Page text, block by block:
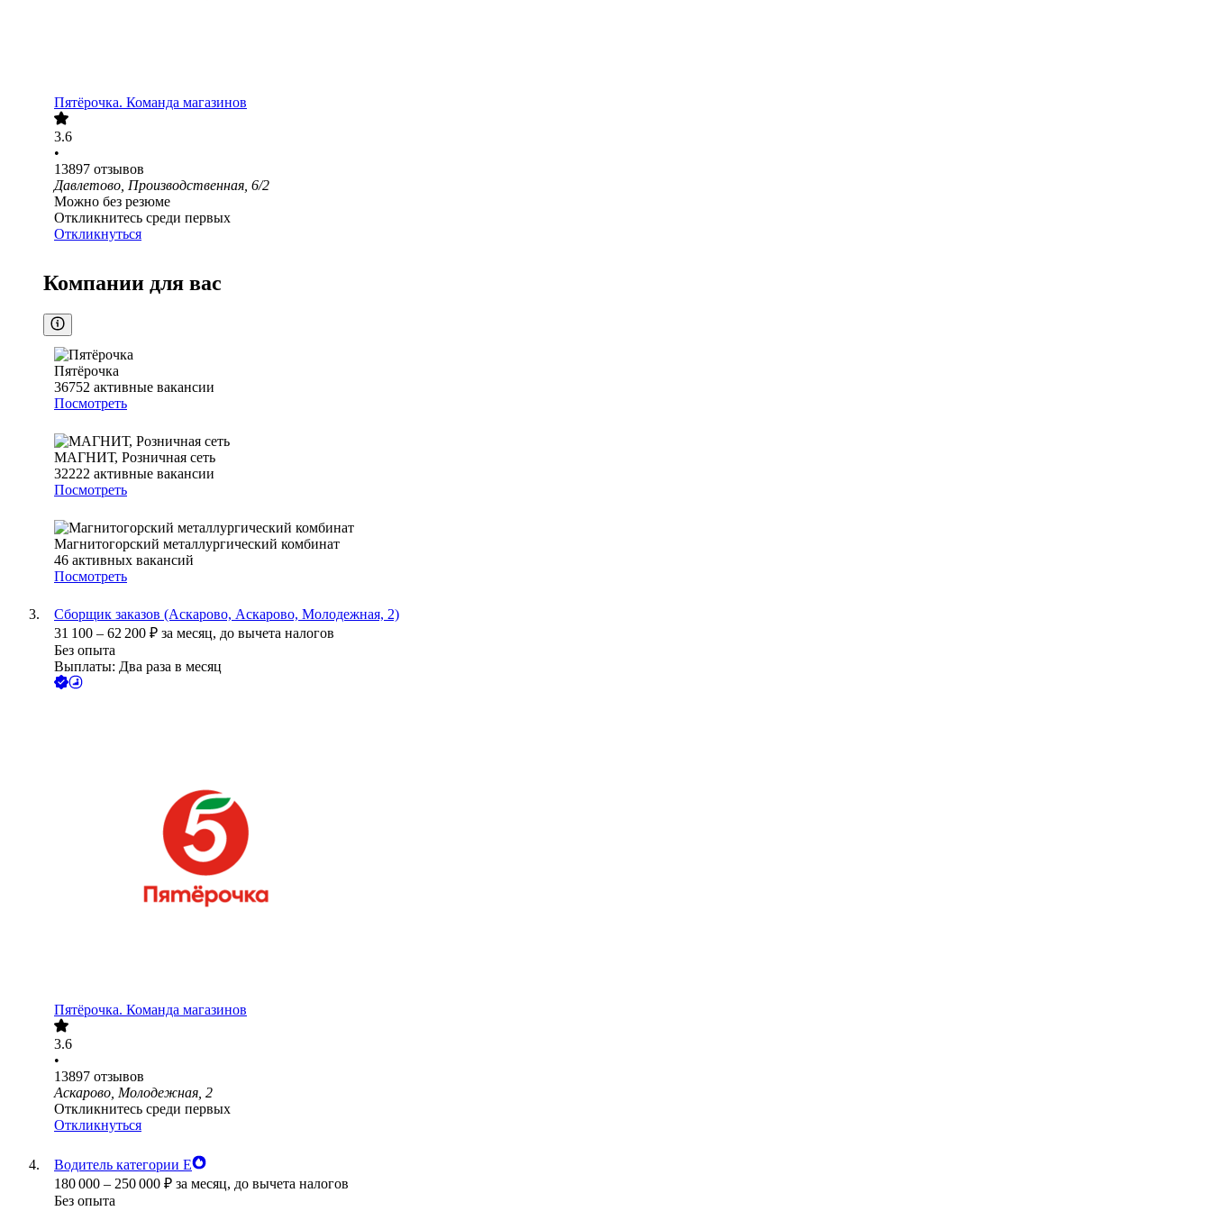
Пятёрочка. Команда магазинов
3.6
•
13897 отзывов
Давлетово, Производственная, 6/2
Можно без резюме
Откликнитесь среди первых
Откликнуться
Компании для вас
Пятёрочка
36752 активные вакансии
Посмотреть
МАГНИТ, Розничная сеть
32222 активные вакансии
Посмотреть
Магнитогорский металлургический комбинат
46 активных вакансий
Посмотреть
Сборщик заказов (Аскарово, Аскарово, Молодежная, 2)
31 100 – 62 200 ₽ за месяц, до вычета налогов
Без опыта
Выплаты: Два раза в месяц
Пятёрочка. Команда магазинов
3.6
•
13897 отзывов
Аскарово, Молодежная, 2
Откликнитесь среди первых
Откликнуться
Водитель категории Е
180 000 – 250 000 ₽ за месяц, до вычета налогов
Без опыта